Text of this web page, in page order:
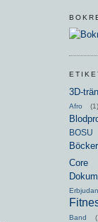
3D-
Afro
(1)
BOSU
Böcker
Core
Band